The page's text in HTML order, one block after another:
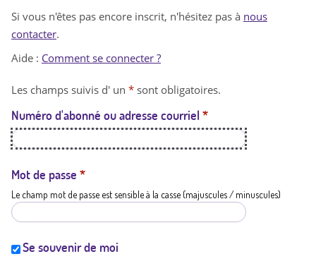
n
t
a
t
i
Si vous n'êtes pas encore inscrit, n'hésitez pas à nous
contacter.
Aide : Comment se connecter ?
Les champs suivis d' un * sont obligatoires.
Numéro d'abonné ou adresse courriel *
Mot de passe *
Le champ mot de passe est sensible à la casse (majuscules / minuscules)
Se souvenir de moi